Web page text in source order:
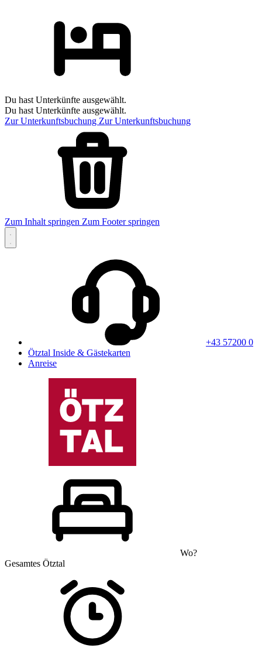
Du hast Unterkünfte ausgewählt.
Du hast Unterkünfte ausgewählt.
Zur Unterkunftsbuchung Zur Unterkunftsbuchung
Zum Inhalt springen Zum Footer springen
+43 57200 0
Ötztal Inside & Gästekarten
Anreise
Wo?
Gesamtes Ötztal